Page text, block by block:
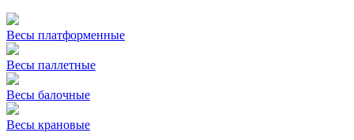
Весы платформенные
Весы паллетные
Весы балочные
Весы крановые